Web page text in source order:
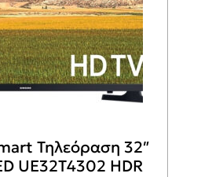
Τηλεόραση 32″
UE32T4302 HDR